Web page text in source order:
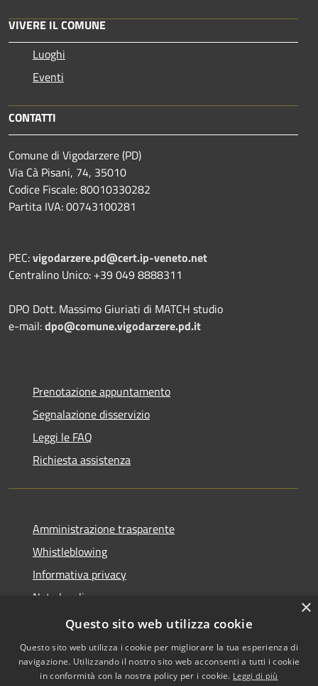
VIVERE IL COMUNE
Luoghi
Eventi
CONTATTI
Comune di Vigodarzere (PD)
Via Cà Pisani, 74, 35010
Codice Fiscale: 80010330282
Partita IVA: 00743100281
PEC:vigodarzere.pd@cert.ip-veneto.net
Centralino Unico: +39 049 8888311
DPO Dott. Massimo Giuriati di MATCH studio
e-mail:dpo@comune.vigodarzere.pd.it
Prenotazione appuntamento
Segnalazione disservizio
Leggi le FAQ
Richiesta assistenza
Amministrazione trasparente
Whistleblowing
Informativa privacy
Note legali
Dichiarazione di accessibilità
×
Questo sito web utilizza cookie
Questo sito web utilizza i cookie per migliorare la tua esperienza di
navigazione. Utilizzando il nostro sito web acconsenti a tutti i cookie
in conformità con la nostra policy per i cookie. Leggi di più